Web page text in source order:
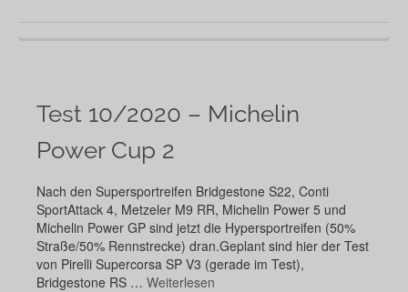
Test 10/2020 – Michelin
Power Cup 2
Nach den Supersportreifen Bridgestone S22, Conti
SportAttack 4, Metzeler M9 RR, Michelin Power 5 und
Michelin Power GP sind jetzt die Hypersportreifen (50%
Straße/50% Rennstrecke) dran.Geplant sind hier der Test
von Pirelli Supercorsa SP V3 (gerade im Test),
Bridgestone RS … Weiterlesen